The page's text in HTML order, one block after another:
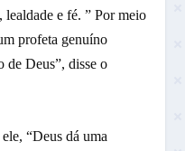
lealdade e fé. ” Por meio
profeta genuíno
de Deus”, disse o
“Deus dá uma